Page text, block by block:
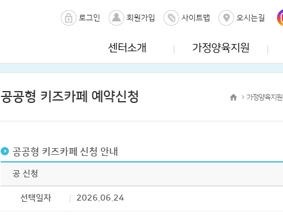
로그인 회원가입 사이트맵 오시는길
센터소개 가정양육지원
공공형 키즈카페 예약신청 가정양육지원
공공형 키즈카페 신청 안내
공 신청
선택일자 2026.06.24